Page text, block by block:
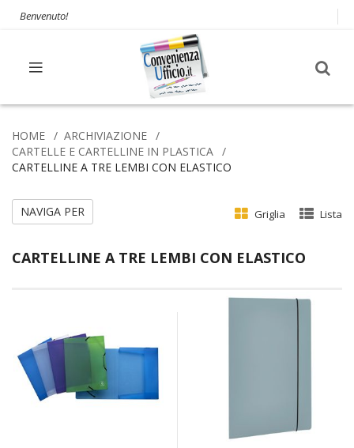
Benvenuto!
HOME
ARCHIVIAZIONE
CARTELLE E CARTELLINE IN PLASTICA
CARTELLINE A TRE LEMBI CON ELASTICO
CARTELLINE A TRE LEMBI CON ELASTICO
Griglia Lista
NAVIGA PER